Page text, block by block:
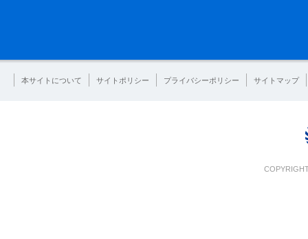
本サイトについて サイトポリシー プライバシーポリシー サイトマップ